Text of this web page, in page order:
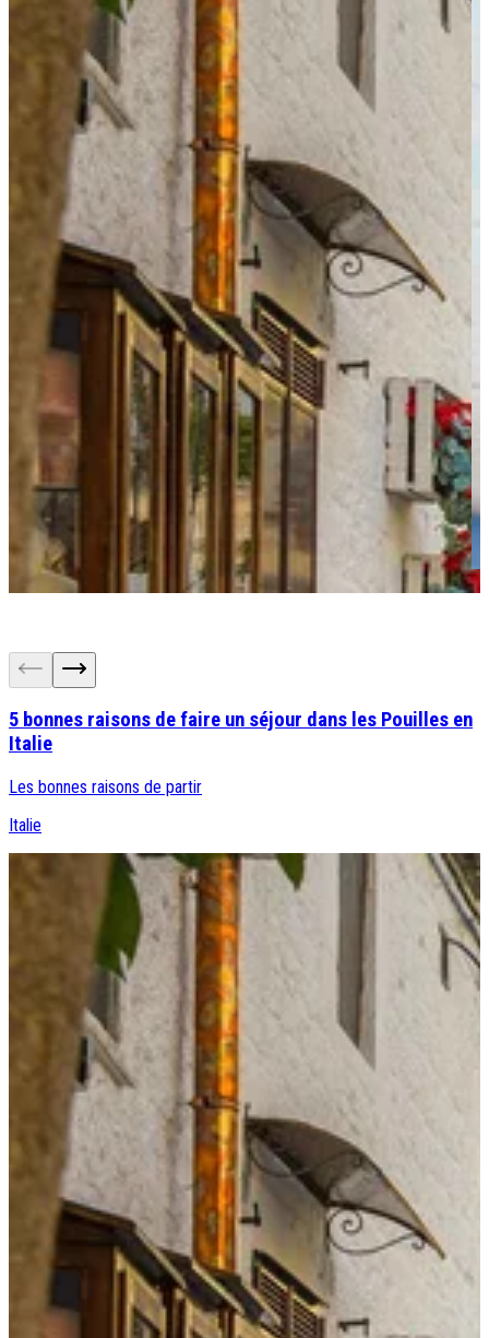
Découvrir Donatello
Qui sommes-nous ?
Notre histoire
Pourquoi voyager avec nous ?
Tourisme responsable
Nos brochures
Contactez-nous
Satisfaction client
Rejoignez-nous
5 bonnes raisons de faire un séjour dans les Pouilles en
Italie
Les bonnes raisons de partir
Italie